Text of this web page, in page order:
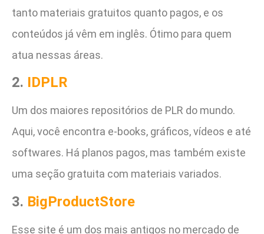
tanto materiais gratuitos quanto pagos, e os
conteúdos já vêm em inglês. Ótimo para quem
atua nessas áreas.
2. IDPLR
Um dos maiores repositórios de PLR do mundo.
Aqui, você encontra e-books, gráficos, vídeos e até
softwares. Há planos pagos, mas também existe
uma seção gratuita com materiais variados.
3. BigProductStore
Esse site é um dos mais antigos no mercado de